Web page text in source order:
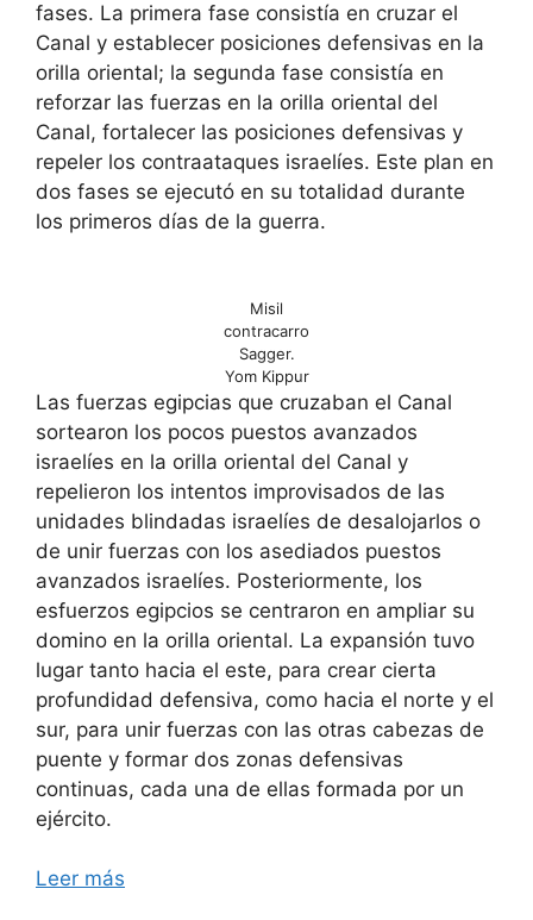
fases. La primera fase consistía en cruzar el
Canal y establecer posiciones defensivas en la
orilla oriental; la segunda fase consistía en
reforzar las fuerzas en la orilla oriental del
Canal, fortalecer las posiciones defensivas y
repeler los contraataques israelíes. Este plan en
dos fases se ejecutó en su totalidad durante
los primeros días de la guerra.
Misil
contracarro
Sagger.
Yom Kippur
Las fuerzas egipcias que cruzaban el Canal
sortearon los pocos puestos avanzados
israelíes en la orilla oriental del Canal y
repelieron los intentos improvisados de las
unidades blindadas israelíes de desalojarlos o
de unir fuerzas con los asediados puestos
avanzados israelíes. Posteriormente, los
esfuerzos egipcios se centraron en ampliar su
domino en la orilla oriental. La expansión tuvo
lugar tanto hacia el este, para crear cierta
profundidad defensiva, como hacia el norte y el
sur, para unir fuerzas con las otras cabezas de
puente y formar dos zonas defensivas
continuas, cada una de ellas formada por un
ejército.
Leer más